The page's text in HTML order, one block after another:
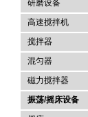
研磨设备
高速搅拌机
搅拌器
混匀器
磁力搅拌器
振荡/摇床设备